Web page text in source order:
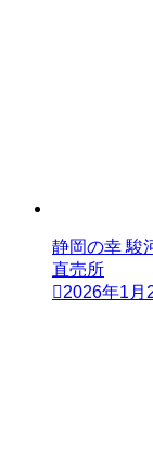
静岡の幸 駿
直売所
2026年1月